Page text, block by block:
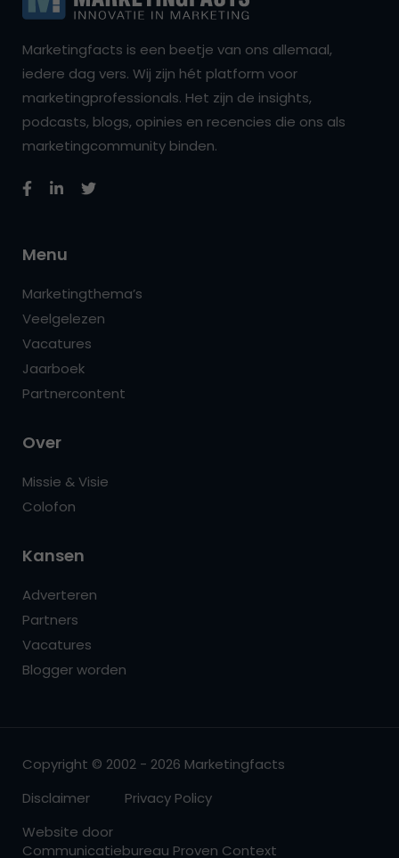
Marketingfacts is een beetje van ons allemaal,
iedere dag vers. Wij zijn hét platform voor
marketingprofessionals. Het zijn de insights,
podcasts, blogs, opinies en recencies die ons als
marketingcommunity binden.
Menu
Marketingthema’s
Veelgelezen
Vacatures
Jaarboek
Partnercontent
Over
Missie & Visie
Colofon
Kansen
Adverteren
Partners
Vacatures
Blogger worden
Copyright © 2002 - 2026 Marketingfacts
Disclaimer
Privacy Policy
Website door
Communicatiebureau Proven Context